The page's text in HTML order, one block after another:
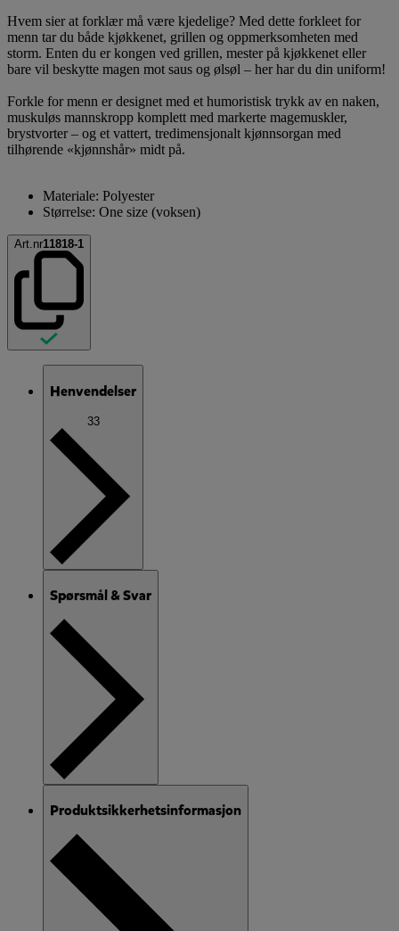
Hvem sier at forklær må være kjedelige? Med dette forkleet for
menn tar du både kjøkkenet, grillen og oppmerksomheten med
storm. Enten du er kongen ved grillen, mester på kjøkkenet eller
bare vil beskytte magen mot saus og ølsøl – her har du din uniform!
Forkle for menn er designet med et humoristisk trykk av en naken,
muskuløs mannskropp komplett med markerte magemuskler,
brystvorter – og et vattert, tredimensjonalt kjønnsorgan med
tilhørende «kjønnshår» midt på.
Materiale: Polyester
Størrelse: One size (voksen)
Art.nr11818-1
Henvendelser
33
Spørsmål & Svar
Produktsikkerhetsinformasjon